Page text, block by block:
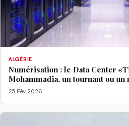
ALGÉRIE
Numérisation : le Data Center
Mohammadia, un tournant ou un
25 Fév 2026